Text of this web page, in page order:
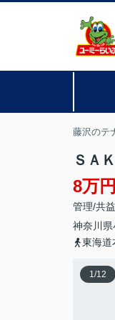
藤沢のテ
ＳＡ
8万円
管理/共
神奈川県
東海道
1/12